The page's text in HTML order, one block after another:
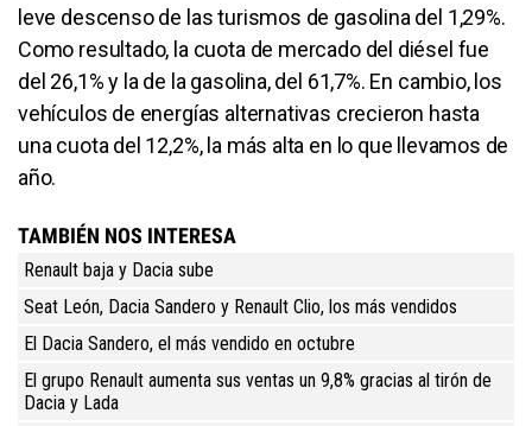
leve descenso de las turismos de gasolina del 1,29%.
Como resultado, la cuota de mercado del diésel fue
del 26,1% y la de la gasolina, del 61,7%. En cambio, los
vehículos de energías alternativas crecieron hasta
una cuota del 12,2%, la más alta en lo que llevamos de
año.
TAMBIÉN NOS INTERESA
Renault baja y Dacia sube
Seat León, Dacia Sandero y Renault Clio, los más vendidos
El Dacia Sandero, el más vendido en octubre
El grupo Renault aumenta sus ventas un 9,8% gracias al tirón de
Dacia y Lada